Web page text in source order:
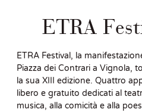
ETRA
ETRA Festival, la
Piazza dei Contrari a Vignola,
la sua XIII edizione. Quattro
libero e gratuito dedicati al
musica, alla comicità e alla